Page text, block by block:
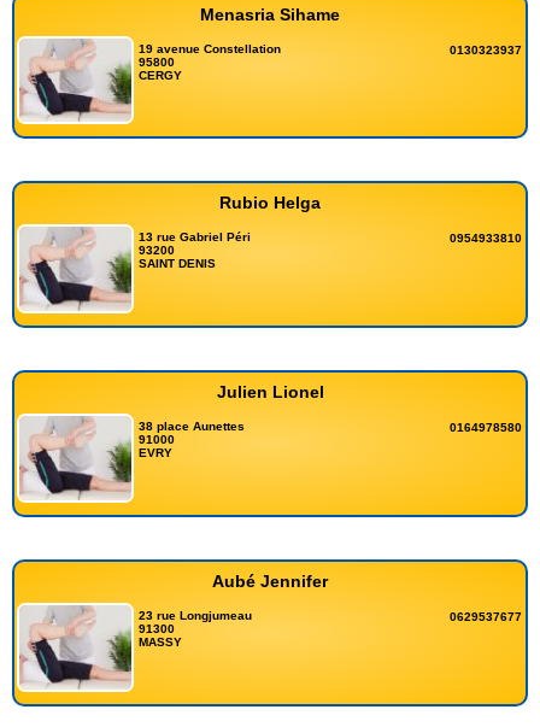
Menasria Sihame
19 avenue Constellation
95800
CERGY
0130323937
Rubio Helga
13 rue Gabriel Péri
93200
SAINT DENIS
0954933810
Julien Lionel
38 place Aunettes
91000
EVRY
0164978580
Aubé Jennifer
23 rue Longjumeau
91300
MASSY
0629537677